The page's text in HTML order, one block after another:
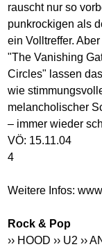
rauscht nur so
punkrockigen als
ein Volltreffer.
"The Vanishing
Circles" lassen
wie
melancholischer
– immer wieder
VÖ: 15.11.04
4
Weitere Infos:
Rock & Pop
›› HOOD ›› U2 ››